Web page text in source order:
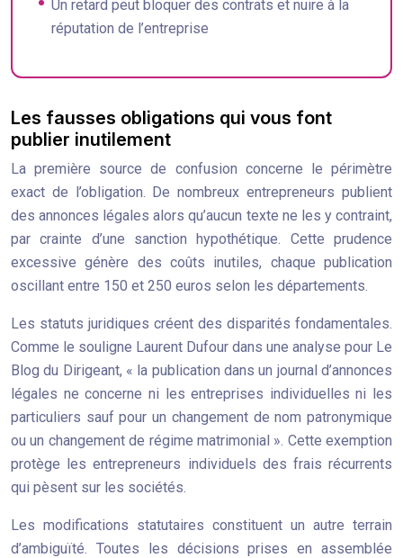
Un retard peut bloquer des contrats et nuire à la
réputation de l’entreprise
Les fausses obligations qui vous font
publier inutilement
La première source de confusion concerne le périmètre
exact de l’obligation. De nombreux entrepreneurs publient
des annonces légales alors qu’aucun texte ne les y contraint,
par crainte d’une sanction hypothétique. Cette prudence
excessive génère des coûts inutiles, chaque publication
oscillant entre 150 et 250 euros selon les départements.
Les statuts juridiques créent des disparités fondamentales.
Comme le souligne Laurent Dufour dans une analyse pour Le
Blog du Dirigeant, « la publication dans un journal d’annonces
légales ne concerne ni les entreprises individuelles ni les
particuliers sauf pour un changement de nom patronymique
ou un changement de régime matrimonial ». Cette exemption
protège les entrepreneurs individuels des frais récurrents
qui pèsent sur les sociétés.
Les modifications statutaires constituent un autre terrain
d’ambiguïté. Toutes les décisions prises en assemblée